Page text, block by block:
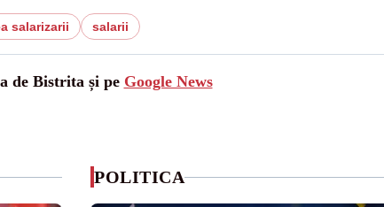
salarizarii salarii
de Bistrita și pe Google News
POLITICA